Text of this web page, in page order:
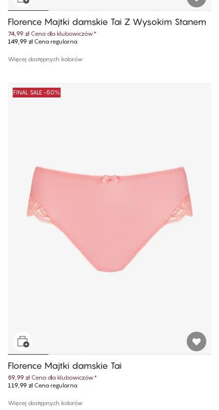
Florence Majtki damskie Tai Z Wysokim Stanem
74,99 zł Cena dla klubowiczów*
149,99 złCena regularna
Więcej dostępnych kolorów
FINAL SALE -50%
Florence Majtki damskie Tai
59,99 zł Cena dla klubowiczów*
119,99 złCena regularna
Więcej dostępnych kolorów